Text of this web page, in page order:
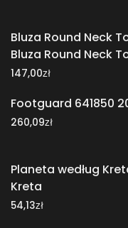
Bluza Round Neck
Bluza Round Neck
147,00zł
Footguard 641850
260,09zł
Planeta według
Kreta
54,13zł